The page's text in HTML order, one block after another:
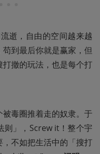
逝，自由的空间越来越
到最后你就是赢家，但
撤的玩法，也是每个打
毒圈推着走的奴隶。于
则」，Screw it！整个宇
不如把生活中的「搜打